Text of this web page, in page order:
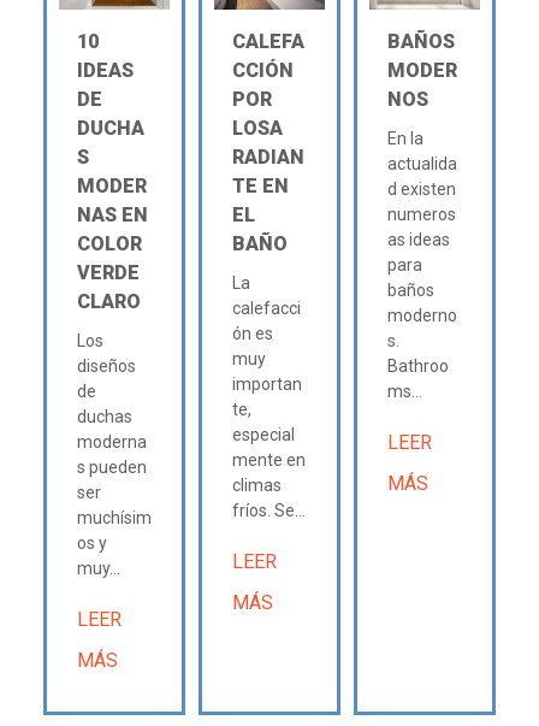
10
IDEAS
DE
DUCHA
S
MODER
NAS EN
COLOR
VERDE
CLARO
Los
diseños
de
duchas
moderna
s pueden
ser
muchísim
os y
muy...
LEER
MÁS
CALEFA
CCIÓN
POR
LOSA
RADIAN
TE EN
EL
BAÑO
La
calefacci
ón es
muy
importan
te,
especial
mente en
climas
fríos. Se...
LEER
MÁS
BAÑOS
MODER
NOS
En la
actualida
d existen
numeros
as ideas
para
baños
moderno
s.
Bathroo
ms...
LEER
MÁS